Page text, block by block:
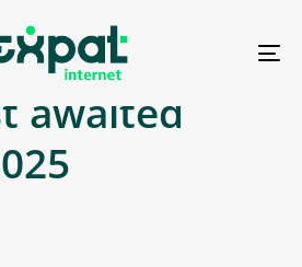
awaited